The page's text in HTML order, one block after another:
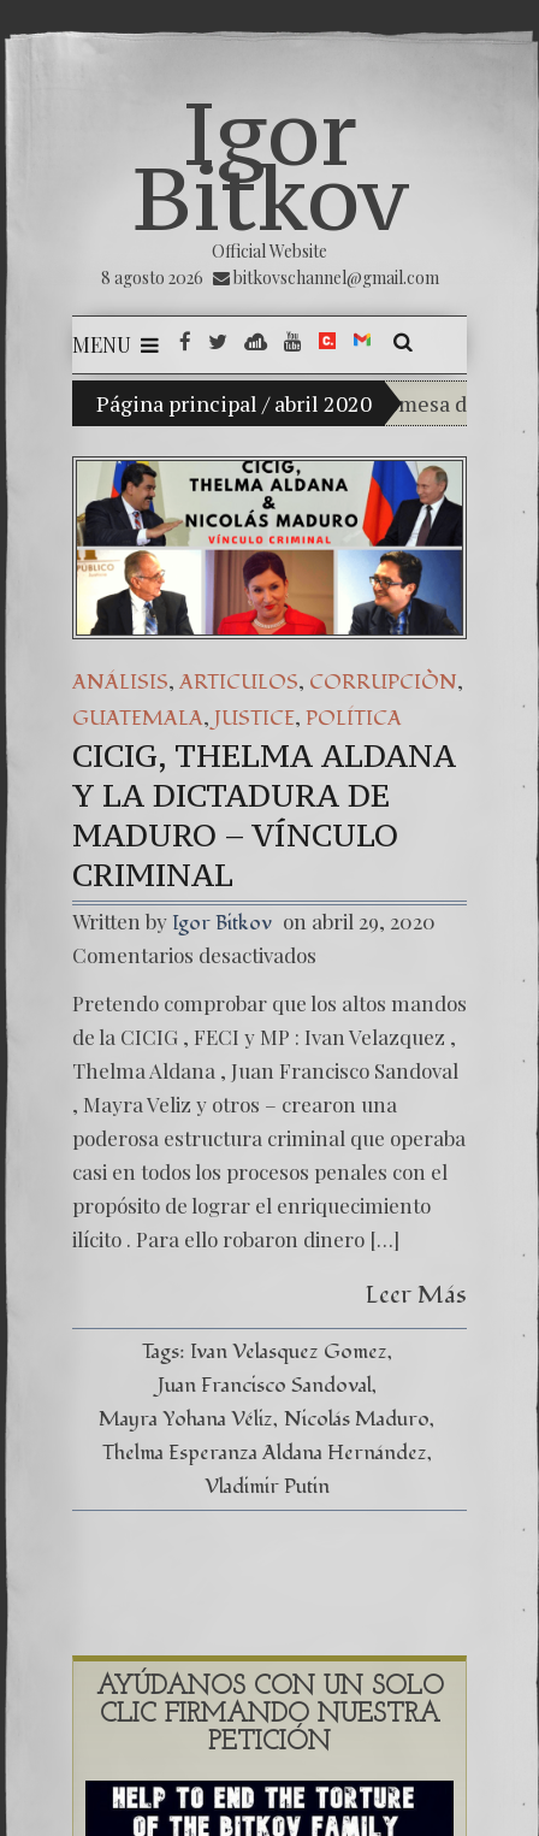
Igor
Bitkov
Official Website
8 agosto 2026
bitkovschannel@gmail.com
MENU
Página principal / abril 2020
Mi hijo Vladimir Bitkov, una promesa del tenis
Rompiendo el
¿Cómo el
El Día de la
Una señal de
7. NUESTRA
ANÁLISIS, ARTICULOS, CORRUPCIÒN,
GUATEMALA, JUSTICE, POLÍTICA
CICIG, THELMA ALDANA
Y LA DICTADURA DE
MADURO – VÍNCULO
CRIMINAL
Written by Igor Bitkov on abril 29, 2020
Comentarios desactivados
CICIG,
Pretendo comprobar que los altos mandos
de la CICIG , FECI y MP : Ivan Velazquez ,
Thelma Aldana , Juan Francisco Sandoval
, Mayra Veliz y otros – crearon una
poderosa estructura criminal que operaba
casi en todos los procesos penales con el
propósito de lograr el enriquecimiento
ilícito . Para ello robaron dinero […]
Leer Más
Tags: Ivan Velasquez Gomez
Juan Francisco Sandoval
Mayra Yohana Véliz Nicolás Maduro
Thelma Esperanza Aldana Hernández
Vladimir Putin
AYÚDANOS CON UN SOLO
CLIC FIRMANDO NUESTRA
PETICIÓN